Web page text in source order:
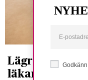
Lägre risk för
läkaren är